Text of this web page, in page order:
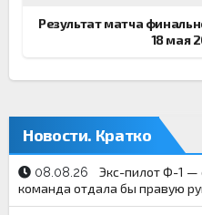
Результат матча
18 мая
Новости. Кратко
08.08.26
Экс-пилот Ф-1 —
команда отдала бы правую